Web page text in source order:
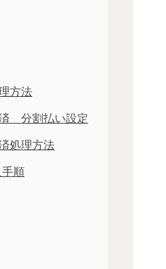
方法
分割払い設定
処理方法
順